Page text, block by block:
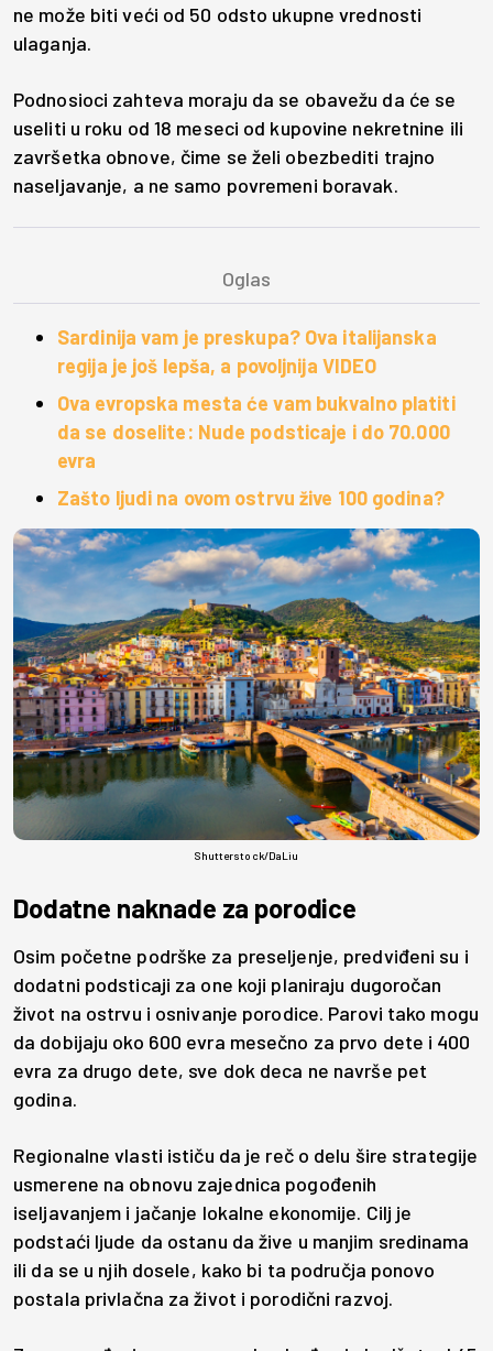
ne može biti veći od 50 odsto ukupne vrednosti
ulaganja.
Podnosioci zahteva moraju da se obavežu da će se
useliti u roku od 18 meseci od kupovine nekretnine ili
završetka obnove, čime se želi obezbediti trajno
naseljavanje, a ne samo povremeni boravak.
Sardinija vam je preskupa? Ova italijanska
regija je još lepša, a povoljnija VIDEO
Ova evropska mesta će vam bukvalno platiti
da se doselite: Nude podsticaje i do 70.000
evra
Zašto ljudi na ovom ostrvu žive 100 godina?
Shutterstock/DaLiu
Dodatne naknade za porodice
Osim početne podrške za preseljenje, predviđeni su i
dodatni podsticaji za one koji planiraju dugoročan
život na ostrvu i osnivanje porodice. Parovi tako mogu
da dobijaju oko 600 evra mesečno za prvo dete i 400
evra za drugo dete, sve dok deca ne navrše pet
godina.
Regionalne vlasti ističu da je reč o delu šire strategije
usmerene na obnovu zajednica pogođenih
iseljavanjem i jačanje lokalne ekonomije. Cilj je
podstaći ljude da ostanu da žive u manjim sredinama
ili da se u njih dosele, kako bi ta područja ponovo
postala privlačna za život i porodični razvoj.